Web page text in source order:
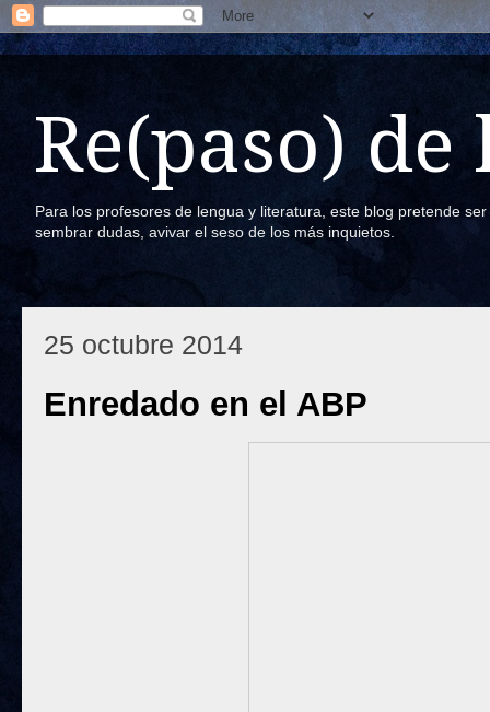
Re(paso) de
Para los profesores de lengua y literatura, este blog pretende
sembrar dudas, avivar el seso de los más inquietos.
25 octubre 2014
Enredado en el ABP